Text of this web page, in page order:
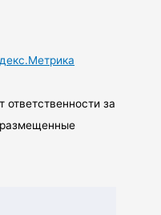
за
размещенные